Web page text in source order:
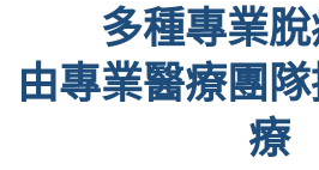
多種專業
由專業醫療團
療